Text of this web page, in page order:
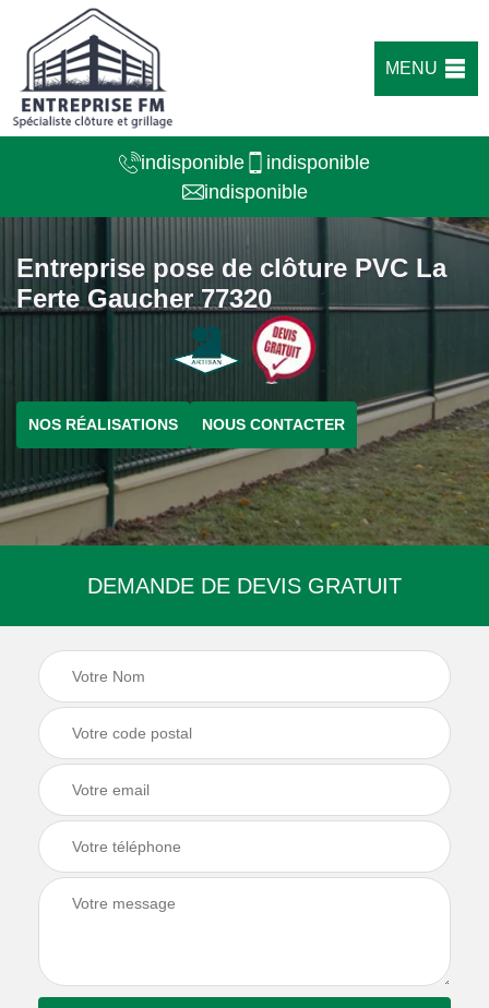
MENU
indisponible
indisponible
indisponible
Entreprise pose de clôture PVC La
Ferte Gaucher 77320
NOS RÉALISATIONS NOUS CONTACTER
DEMANDE DE DEVIS GRATUIT